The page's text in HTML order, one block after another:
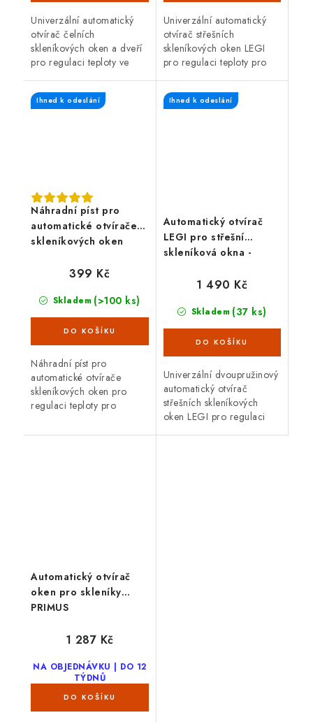
Univerzální automatický
otvírač čelních
skleníkových oken a dveří
pro regulaci teploty ve
Otvírač je kompatibilní s
většinou hranatých i
Univerzální automatický
otvírač střešních
skleníkových oken LEGI
pro regulaci teploty pro
je kompatibilní pro většinu
zahradních
Náhradní píst pro
automatické otvírače
skleníkových oken
Ihned k odeslání
Skladem (>100 ks)
399 Kč
Náhradní píst pro
automatické otvírače
skleníkových oken pro
regulaci teploty pro
Automatický otvírač
LEGI pro střešní
skleníková okna -
Ihned k odeslání
Skladem (37 ks)
1 490 Kč
Univerzální dvoupružinový
automatický otvírač
střešních skleníkových
oken LEGI pro regulaci
Automatický otvírač
oken pro skleníky
PRIMUS
NA OBJEDNÁVKU | DO 12
TÝDNŮ
1 287 Kč